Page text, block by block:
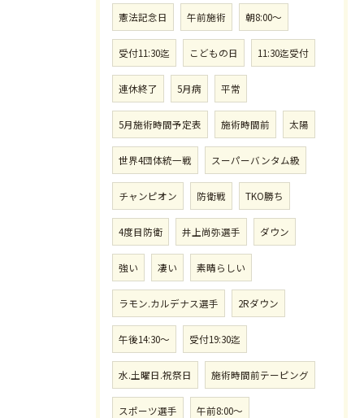
憲法記念日 午前施術 朝8:00〜
受付11:30迄 こどもの日 11:30迄受付
連休終了 5月病 平常
5月施術時間予定表 施術時間前 太陽
世界4団体統一戦 スーパーバンタム級
チャンピオン 防衛戦 TKO勝ち
4度目防衛 井上尚弥選手 ダウン
強い 凄い 素晴らしい
ラモン.カルデナス選手 2Rダウン
午後14:30〜 受付19:30迄
水.土曜日.祝祭日 施術時間前テーピング
スポーツ選手 午前8:00〜